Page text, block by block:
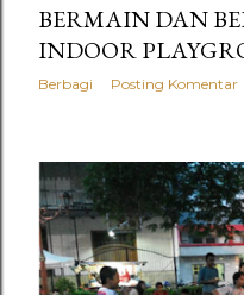
BERMAIN DAN
INDOOR
Berbagi Posting Komentar